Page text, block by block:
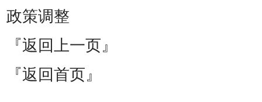
政策调整
『返回上一页』
『返回首页』